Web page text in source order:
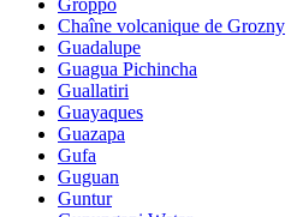
Chaîne volcanique de Grozny
Guadalupe
Guagua Pichincha
Guallatiri
Guayaques
Guazapa
Gufa
Guguan
Guntur